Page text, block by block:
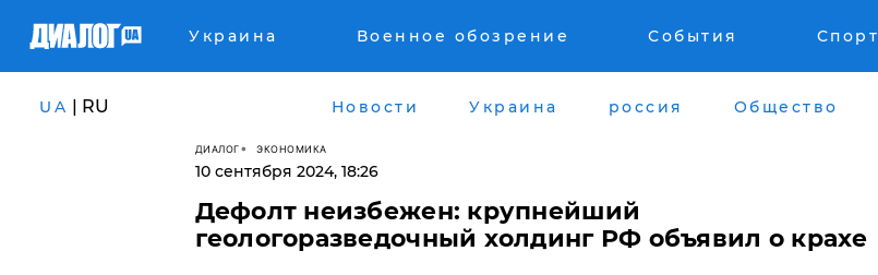
Украина Военное обозрение События Спорт
UA | RU Новости Украина россия Общество
ДИАЛОГ ЭКОНОМИКА
10 сентября 2024, 18:26
​Дефолт неизбежен: крупнейший
геологоразведочный холдинг РФ объявил о крахе